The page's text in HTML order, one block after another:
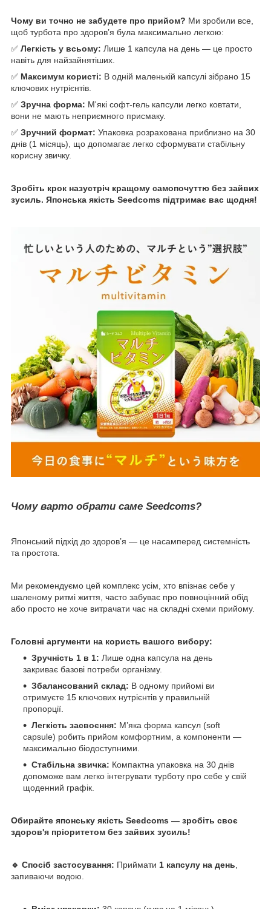
Чому ви точно не забудете про прийом? Ми зробили все,
щоб турбота про здоров’я була максимально легкою:
✅ Легкість у всьому: Лише 1 капсула на день — це просто
навіть для найзайнятіших.
✅ Максимум користі: В одній маленькій капсулі зібрано 15
ключових нутрієнтів.
✅ Зручна форма: М'які софт-гель капсули легко ковтати,
вони не мають неприємного присмаку.
✅ Зручний формат: Упаковка розрахована приблизно на 30
днів (1 місяць), що допомагає легко сформувати стабільну
корисну звичку.
Зробіть крок назустріч кращому самопочуттю без зайвих
зусиль. Японська якість Seedcoms підтримає вас щодня!
Чому варто обрати саме Seedcoms?
Японський підхід до здоров’я — це насамперед системність
та простота.
Ми рекомендуємо цей комплекс усім, хто впізнає себе у
шаленому ритмі життя, часто забуває про повноцінний обід
або просто не хоче витрачати час на складні схеми прийому.
Головні аргументи на користь вашого вибору:
Зручність 1 в 1: Лише одна капсула на день
закриває базові потреби організму.
Збалансований склад: В одному прийомі ви
отримуєте 15 ключових нутрієнтів у правильній
пропорції.
Легкість засвоєння: М’яка форма капсул (soft
capsule) робить прийом комфортним, а компоненти —
максимально біодоступними.
Стабільна звичка: Компактна упаковка на 30 днів
допоможе вам легко інтегрувати турботу про себе у свій
щоденний графік.
Обирайте японську якість Seedcoms — зробіть своє
здоров'я пріоритетом без зайвих зусиль!
🔹 Спосіб застосування: Приймати 1 капсулу на день
запиваючи водою.